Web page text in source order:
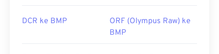
GunakanPemilih Warna
kami untuk memilih warna
https://docs.microsoft.com/en-
us/windows/win32/gdi/bitmaps
DCR ke BMP
ORF (Olympus Raw) ke
BMP